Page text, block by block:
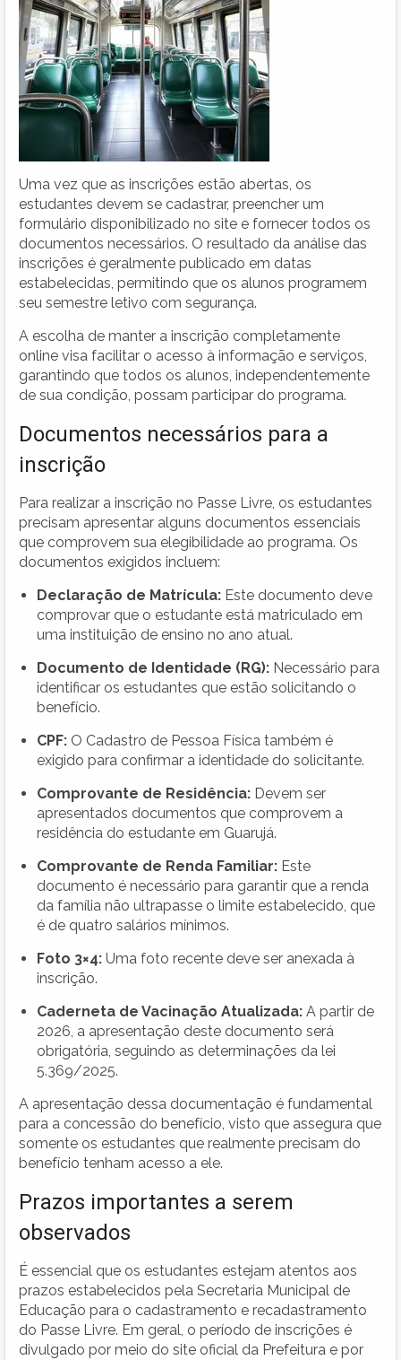
Uma vez que as inscrições estão abertas, os
estudantes devem se cadastrar, preencher um
formulário disponibilizado no site e fornecer todos os
documentos necessários. O resultado da análise das
inscrições é geralmente publicado em datas
estabelecidas, permitindo que os alunos programem
seu semestre letivo com segurança.
A escolha de manter a inscrição completamente
online visa facilitar o acesso à informação e serviços,
garantindo que todos os alunos, independentemente
de sua condição, possam participar do programa.
Documentos necessários para a
inscrição
Para realizar a inscrição no Passe Livre, os estudantes
precisam apresentar alguns documentos essenciais
que comprovem sua elegibilidade ao programa. Os
documentos exigidos incluem:
Declaração de Matrícula: Este documento deve
comprovar que o estudante está matriculado em
uma instituição de ensino no ano atual.
Documento de Identidade (RG): Necessário para
identificar os estudantes que estão solicitando o
benefício.
CPF: O Cadastro de Pessoa Física também é
exigido para confirmar a identidade do solicitante.
Comprovante de Residência: Devem ser
apresentados documentos que comprovem a
residência do estudante em Guarujá.
Comprovante de Renda Familiar: Este
documento é necessário para garantir que a renda
da família não ultrapasse o limite estabelecido, que
é de quatro salários mínimos.
Foto 3×4: Uma foto recente deve ser anexada à
inscrição.
Caderneta de Vacinação Atualizada: A partir de
2026, a apresentação deste documento será
obrigatória, seguindo as determinações da lei
5.369/2025.
A apresentação dessa documentação é fundamental
para a concessão do benefício, visto que assegura que
somente os estudantes que realmente precisam do
benefício tenham acesso a ele.
Prazos importantes a serem
observados
É essencial que os estudantes estejam atentos aos
prazos estabelecidos pela Secretaria Municipal de
Educação para o cadastramento e recadastramento
do Passe Livre. Em geral, o período de inscrições é
divulgado por meio do site oficial da Prefeitura e por